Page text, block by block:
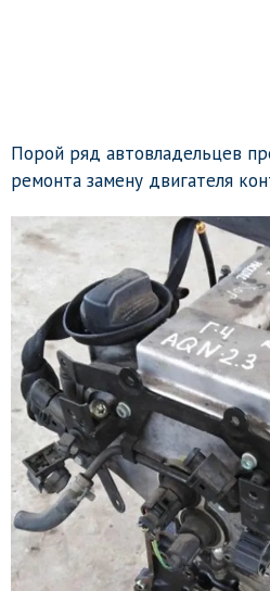
Порой ряд автовладельцев
ремонта замену двигателя